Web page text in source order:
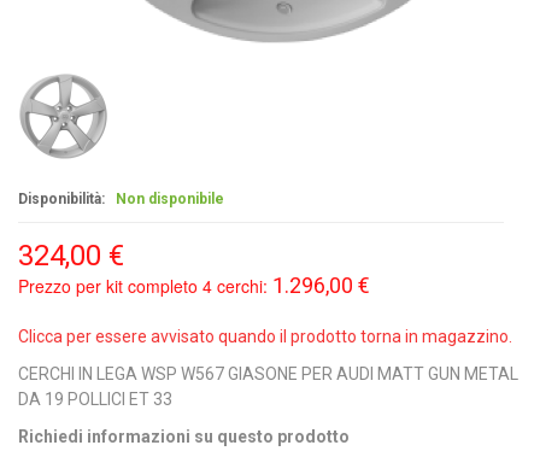
Disponibilità: Non disponibile
324,00 €
Prezzo per kit completo 4 cerchi: 1.296,00 €
Clicca per essere avvisato quando il prodotto torna in magazzino.
CERCHI IN LEGA WSP W567 GIASONE PER AUDI MATT GUN METAL
DA 19 POLLICI ET 33
Richiedi informazioni su questo prodotto